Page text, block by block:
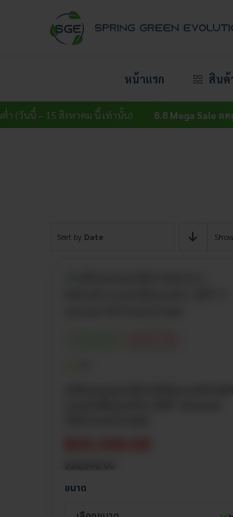
หน้าแรก สินค้
นนี้ – 15 สิงหาคม นี้ เท่านั้น) 8.8 Mega Sale ลดสูง
Sort by Date Show
ขนาด